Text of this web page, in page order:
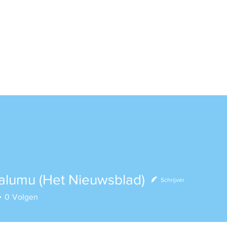
(Het Nieuwsblad)
(Het Nieuwsblad) Schrijver
0 Volgen